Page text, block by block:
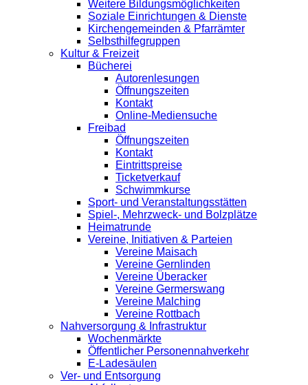
Weitere Bildungsmöglichkeiten
Soziale Einrichtungen & Dienste
Kirchengemeinden & Pfarrämter
Selbsthilfegruppen
Kultur & Freizeit
Bücherei
Autorenlesungen
Öffnungszeiten
Kontakt
Online-Mediensuche
Freibad
Öffnungszeiten
Kontakt
Eintrittspreise
Ticketverkauf
Schwimmkurse
Sport- und Veranstaltungsstätten
Spiel-, Mehrzweck- und Bolzplätze
Heimatrunde
Vereine, Initiativen & Parteien
Vereine Maisach
Vereine Gernlinden
Vereine Überacker
Vereine Germerswang
Vereine Malching
Vereine Rottbach
Nahversorgung & Infrastruktur
Wochenmärkte
Öffentlicher Personennahverkehr
E-Ladesäulen
Ver- und Entsorgung